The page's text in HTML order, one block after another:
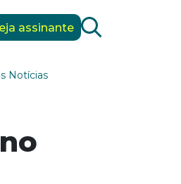
assinante
Notícias